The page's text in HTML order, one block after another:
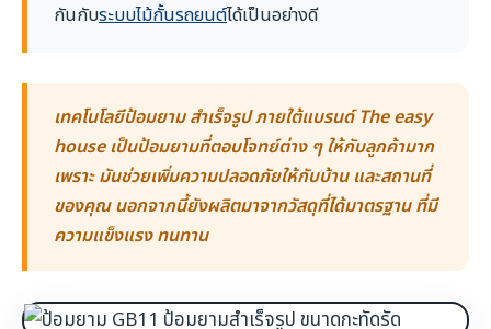
กันกับระบบไม้กั้นรถยนต์ได้เป็นอย่างดี
เทคโนโลยีป้อมยาม สำเร็จรูป ภายใต้แบรนด์ The easy
house เป็นป้อมยามที่ตอบโจทย์ต่าง ๆ ให้กับลูกค้ามาก
เพราะ มันช่วยเพิ่มความปลอดภัยให้กับบ้าน และสถานที่
ของคุณ นอกจากนี้ยังผลิตมาจากวัสดุที่ได้มาตรฐาน ที่มี
ความแข็งแรง ทนทาน